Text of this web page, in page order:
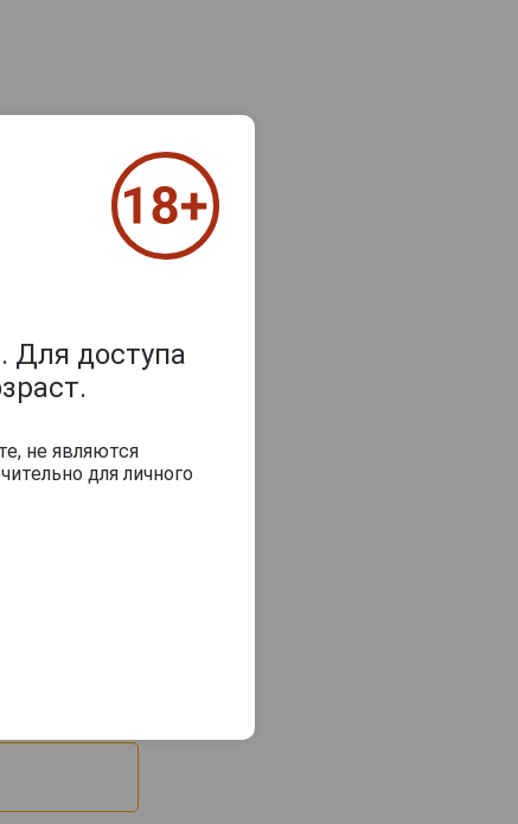
Для доступа
не являются
для личного